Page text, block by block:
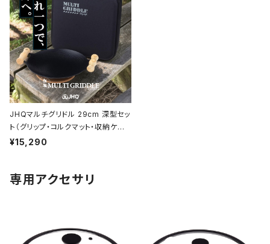
JHQマルチグリドル 29cm 深型セッ
ト（グリップ・コルクマット・収納ケー
ス付き）
¥15,290
専用アクセサリ